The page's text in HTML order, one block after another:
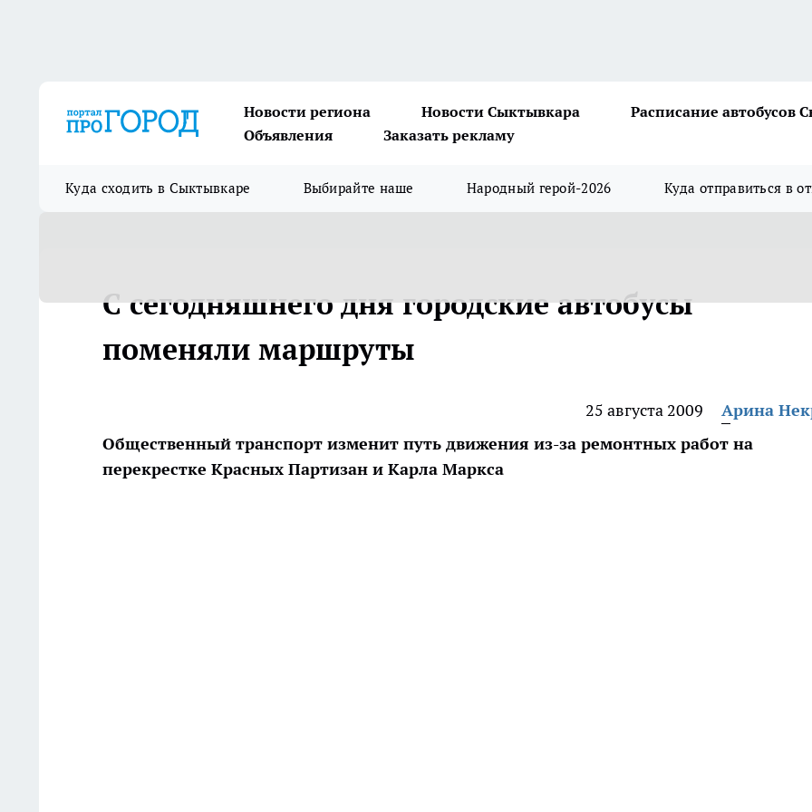
Новости региона Новости Сыктывкара
Расписание автобусов
Объявления
Заказать рекламу
Куда сходить в Сыктывкаре Выбирайте наше Народный герой-2026 Куда отправиться в
С сегодняшнего дня городские автобусы
поменяли маршруты
25 августа 2009
Арина
Общественный транспорт изменит путь движения из-за ремонтных работ на
перекрестке Красных Партизан и Карла Маркса